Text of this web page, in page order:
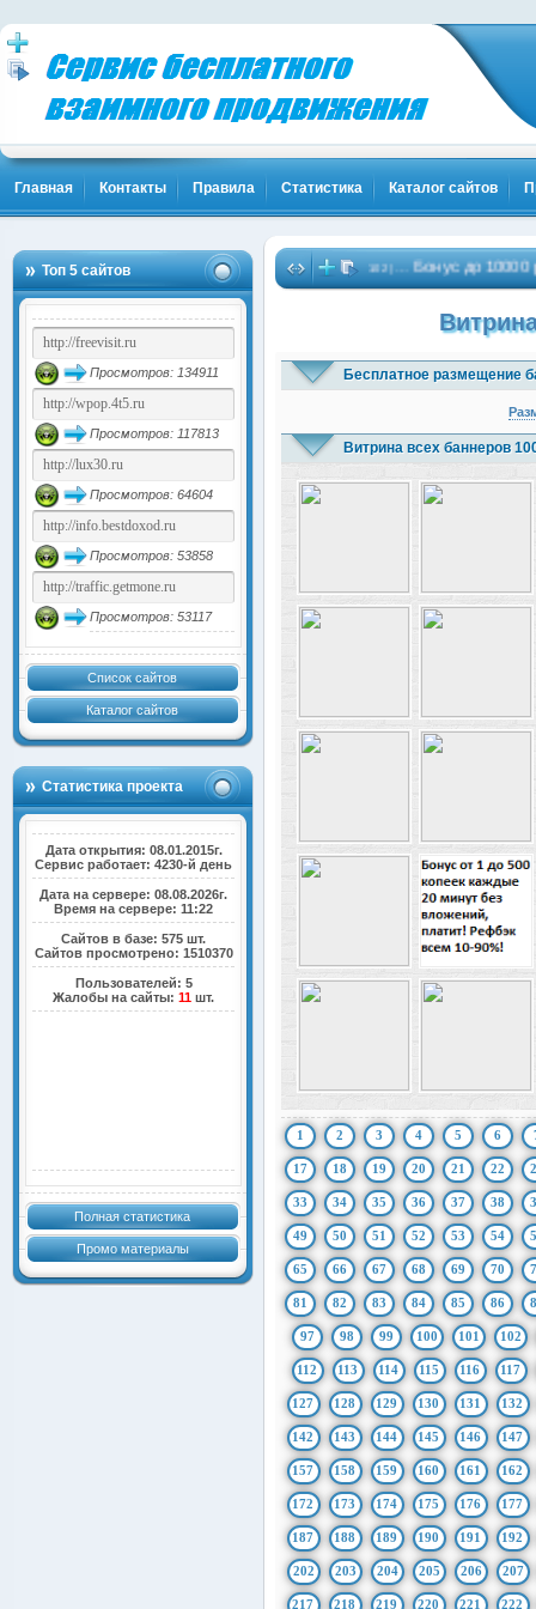
Главная Контакты Правила Статистика Каталог сайтов
Топ 5 сайтов
Просмотров: 134911
Просмотров: 117813
Просмотров: 64604
Просмотров: 53858
Просмотров: 53117
Список сайтов
Каталог сайтов
Статистика проекта
Дата открытия: 08.01.2015г.
Сервис работает: 4230-й день
Дата на сервере: 08.08.2026г.
Время на сервере: 11:22
Сайтов в базе: 575 шт.
Сайтов просмотрено: 1510370
Пользователей: 5
Жалобы на сайты:11 шт.
Полная статистика
Промо материалы
Жми! (1840)…Биткоины бесплатно - Жми!(4102) …Бонус до 10000 рублей
Бесплатное размещение
Витрина всех баннеров
1 2 3 4 5 6
17 18 19 20 21 22
33 34 35 36 37 38
49 50 51 52 53 54
65 66 67 68 69 70
81 82 83 84 85 86
97 98 99 100 101 102
112 113 114 115 116 117
127 128 129 130 131 132
142 143 144 145 146 147
157 158 159 160 161 162
172 173 174 175 176 177
187 188 189 190 191 192
202 203 204 205 206 207
217 218 219 220 221 222